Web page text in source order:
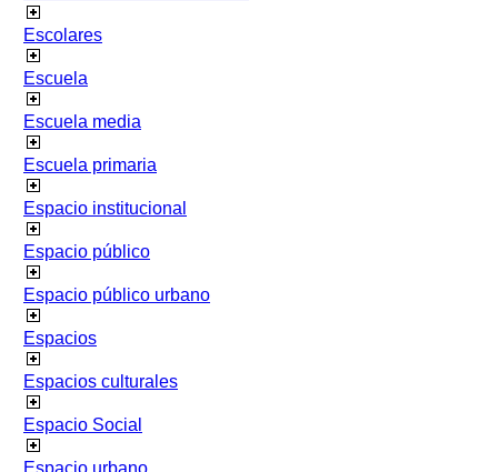
Escolares
Escuela
Escuela media
Escuela primaria
Espacio institucional
Espacio público
Espacio público urbano
Espacios
Espacios culturales
Espacio Social
Espacio urbano